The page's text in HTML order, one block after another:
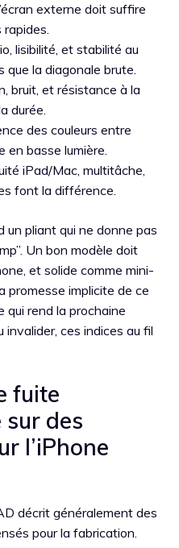
externe doit suffire
lisibilité, et stabilité au
que la diagonale brute.
bruit, et résistance à la
durée.
des couleurs entre
en basse lumière.
iPad/Mac, multitâche,
font la différence.
un pliant qui ne donne pas
Un bon modèle doit
et solide comme mini-
promesse implicite de ce
qui rend la prochaine
ces indices au fil
fuite
sur des
l’iPhone
décrit généralement des
pour la fabrication.